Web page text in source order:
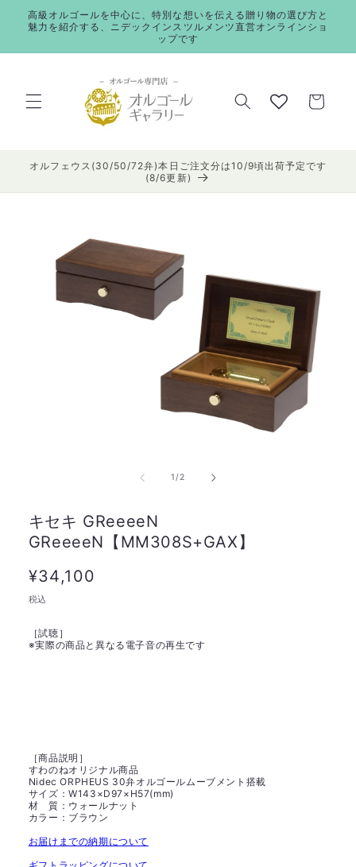
ンツに
進む
高級オルゴールを中心に、特別な想いを伝える贈り物の選び方と
魅力を紹介する、ニデックインスツルメンツ直営オンラインショ
ップです
ー
オルフェウス(30/50/72弁)本日ご注文分は10/9頃出荷予定です
(8/6更新)
1/の
2
キセキ GReeeeN
GReeeeN【MM308S+GAX】
通
常
格
¥34,100
税込
［試聴］
※実際の商品と異なる電子音の再生です
［商品説明］
すわのねオリジナル商品
Nidec ORPHEUS 30弁オルゴールムーブメント搭載
サイズ：W143×D97×H57(mm)
材 質：ウォールナット
カラー：ブラウン
お届けまでの納期について